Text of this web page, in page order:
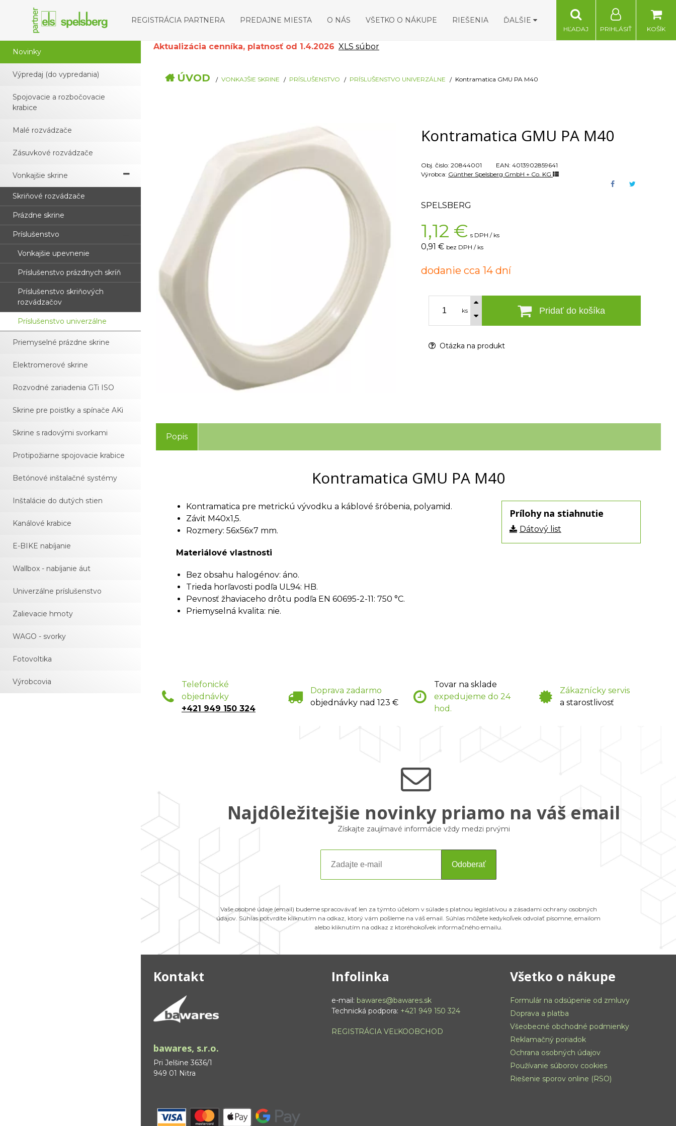
REGISTRÁCIA PARTNERA PREDAJNE MIESTA O NÁS VŠETKO O NÁKUPE RIEŠENIA ĎALŠIE
KOŠÍK
PRIHLÁSIŤ
HĽADAJ
Novinky
Výpredaj (do vypredania)
Spojovacie a rozbočovacie
krabice
Malé rozvádzače
Zásuvkové rozvádzače
Vonkajšie skrine
Skriňové rozvádzače
Prázdne skrine
Príslušenstvo
Vonkajšie upevnenie
Príslušenstvo prázdnych skríň
Príslušenstvo skriňových
rozvádzačov
Príslušenstvo univerzálne
Priemyselné prázdne skrine
Elektromerové skrine
Rozvodné zariadenia GTi ISO
Skrine pre poistky a spínače AKi
Skrine s radovými svorkami
Protipožiarne spojovacie krabice
Betónové inštalačné systémy
Inštalácie do dutých stien
Kanálové krabice
E-BIKE nabíjanie
Wallbox - nabíjanie áut
Univerzálne príslušenstvo
Zalievacie hmoty
WAGO - svorky
Fotovoltika
Výrobcovia
Aktualizácia cenníka, platnosť od 1.4.2026 XLS súbor
ÚVOD VONKAJŠIE SKRINE PRÍSLUŠENSTVO PRÍSLUŠENSTVO UNIVERZÁLNE Kontramatica GMU PA M40
Kontramatica GMU PA M40
Obj. čislo: 20844001 EAN: 4013902859641
Výrobca: Günther Spelsberg GmbH + Co. KG
SPELSBERG
1,12 € s DPH / ks
0,91 € bez DPH / ks
dodanie cca 14 dní
ks Pridať do košíka
Otázka na produkt
Popis
Kontramatica GMU PA M40
Prílohy na stiahnutie
Dátový list
Kontramatica pre metrickú vývodku a káblové šróbenia, polyamid.
Závit M40x1,5.
Rozmery: 56x56x7 mm.
Materiálové vlastnosti
Bez obsahu halogénov: áno.
Trieda horľavosti podľa UL94: HB.
Pevnosť žhaviaceho drôtu podľa EN 60695-2-11: 750 °C.
Priemyselná kvalita: nie.
Telefonické
objednávky
+421 949 150 324
Doprava zadarmo
objednávky nad 123 €
Tovar na sklade
expedujeme do 24
hod.
Zákaznícky servis
a starostlivosť
Najdôležitejšie novinky priamo na váš email
Získajte zaujímavé informácie vždy medzi prvými
Odoberať
Vaše osobné údaje (email) budeme spracovávať len za týmto účelom v súlade s platnou legislatívou a zásadami ochrany osobných
údajov. Súhlas potvrdíte kliknutím na odkaz, ktorý vám pošleme na váš email. Súhlas môžete kedykoľvek odvolať písomne, emailom
alebo kliknutím na odkaz z ktoréhokoľvek informačného emailu.
Kontakt
bawares, s.r.o.
Pri Jelšine 3636/1
949 01 Nitra
Infolinka
e-mail: bawares@bawares.sk
Technická podpora: +421 949 150 324
REGISTRÁCIA VEĽKOOBCHOD
Všetko o nákupe
Formulár na odsúpenie od zmluvy
Doprava a platba
Všeobecné obchodné podmienky
Reklamačný poriadok
Ochrana osobných údajov
Používanie súborov cookies
Riešenie sporov online (RSO)